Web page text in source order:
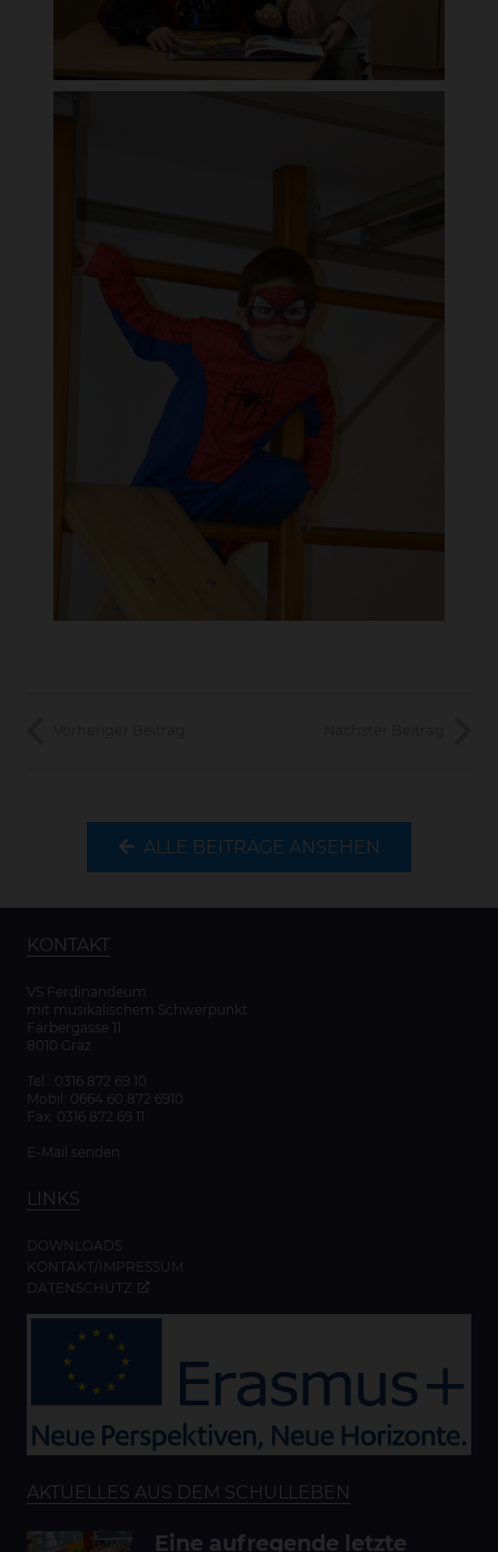
ALLE BEITRÄGE ANSEHEN
KONTAKT
VS Ferdinandeum
mit musikalischem Schwerpunkt
Färbergasse 11
8010 Graz
Tel.: 0316 872 69 10
Mobil: 0664 60 872 6910
Fax: 0316 872 69 11
E-Mail senden
LINKS
DOWNLOADS
KONTAKT/IMPRESSUM
DATENSCHUTZ
AKTUELLES AUS DEM SCHULLEBEN
Eine aufregende letzte